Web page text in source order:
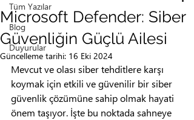
Tüm Yazılar
Blog
Duyurular
Microsoft Defender: Siber
Güvenliğin Güçlü Ailesi
Güncelleme tarihi: 16 Eki 2024
Mevcut ve olası siber tehditlere karşı
koymak için etkili ve güvenilir bir siber
güvenlik çözümüne sahip olmak hayati
önem taşıyor. İşte bu noktada sahneye